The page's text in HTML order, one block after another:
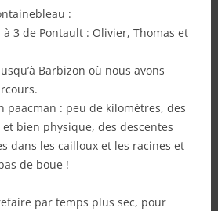
:
3 de Pontault : Olivier, Thomas et
Barbizon où nous avons
paacman : peu de kilomètres, des
bien physique, des descentes
dans les cailloux et les racines et
de boue !
par temps plus sec, pour